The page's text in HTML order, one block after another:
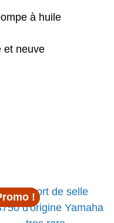
à huile
et neuve
!